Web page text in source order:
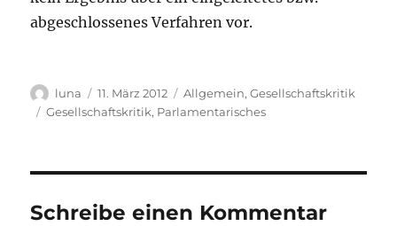
abgeschlossenes Verfahren vor.
Autor
luna
Veröffentlicht
am
11. März 2012 Kategorien
Allgemein,Gesellschaftskritik
Schlagwörter
Gesellschaftskritik, Parlamentarisches
Schreibe einen Kommentar